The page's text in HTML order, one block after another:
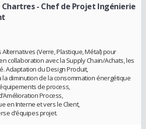
Chartres- Chef de Projet Ingénierie
(Verre, Plastique, Métal) pour
collaboration avec la Supply Chain/Achats, les
Adaptation du Design Produit,
la diminution de la consommation énergétique
de process,
Process,
en Interne et vers le Client,
d’équipes projet.